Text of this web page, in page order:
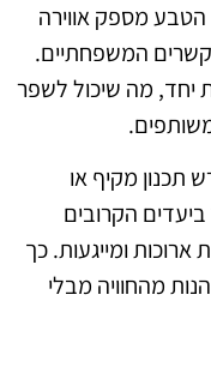
הטבע מספק אווירה
המשפחתיים.
יחד, מה שיכול לשפר
תכנון מקיף או
הקרובים
ומייגעות. כך
מהחוויה מבלי